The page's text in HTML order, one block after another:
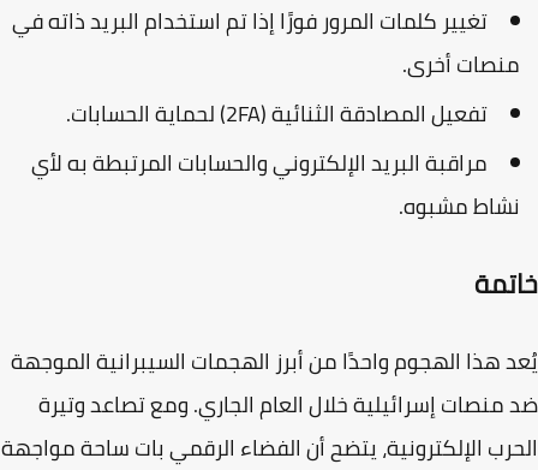
تغيير كلمات المرور فورًا إذا تم استخدام البريد ذاته في
أخرى.
تفعيل المصادقة الثنائية (2FA) لحماية الحسابات.
مراقبة البريد الإلكتروني والحسابات المرتبطة به لأي
مشبوه.
هذا الهجوم واحدًا من أبرز الهجمات السيبرانية الموجهة
إسرائيلية خلال العام الجاري. ومع تصاعد وتيرة
الإلكترونية، يتضح أن الفضاء الرقمي بات ساحة مواجهة